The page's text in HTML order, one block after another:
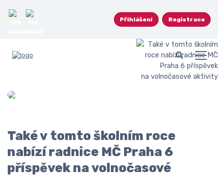
Přihlášení Registrace
Také v tomto školním roce
nabízí radnice MČ Praha 6
příspěvek na volnočasové